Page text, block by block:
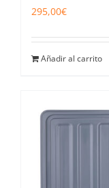
295,00€
Añadir al carrito